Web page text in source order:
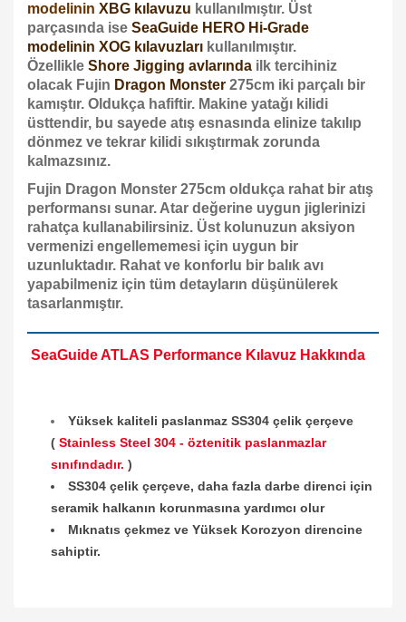
modelinin XBG kılavuzu kullanılmıştır. Üst
parçasında ise SeaGuide HERO Hi-Grade
modelinin XOG kılavuzları kullanılmıştır.
Özellikle Shore Jigging avlarında ilk tercihiniz
olacak Fujin Dragon Monster 275cm iki parçalı bir
kamıştır. Oldukça hafiftir. Makine yatağı kilidi
üsttendir, bu sayede atış esnasında elinize takılıp
dönmez ve tekrar kilidi sıkıştırmak zorunda
kalmazsınız.
Fujin Dragon Monster 275cm oldukça rahat bir atış
performansı sunar. Atar değerine uygun jiglerinizi
rahatça kullanabilirsiniz. Üst kolunuzun aksiyon
vermenizi engellememesi için uygun bir
uzunluktadır. Rahat ve konforlu bir balık avı
yapabilmeniz için tüm detayların düşünülerek
tasarlanmıştır.
SeaGuide ATLAS Performance Kılavuz Hakkında
Yüksek kaliteli paslanmaz SS304 çelik çerçeve
( Stainless Steel 304 - öztenitik paslanmazlar
sınıfındadır. )
SS304 çelik çerçeve, daha fazla darbe direnci için
seramik halkanın korunmasına yardımcı olur
Mıknatıs çekmez ve Yüksek Korozyon direncine
sahiptir.